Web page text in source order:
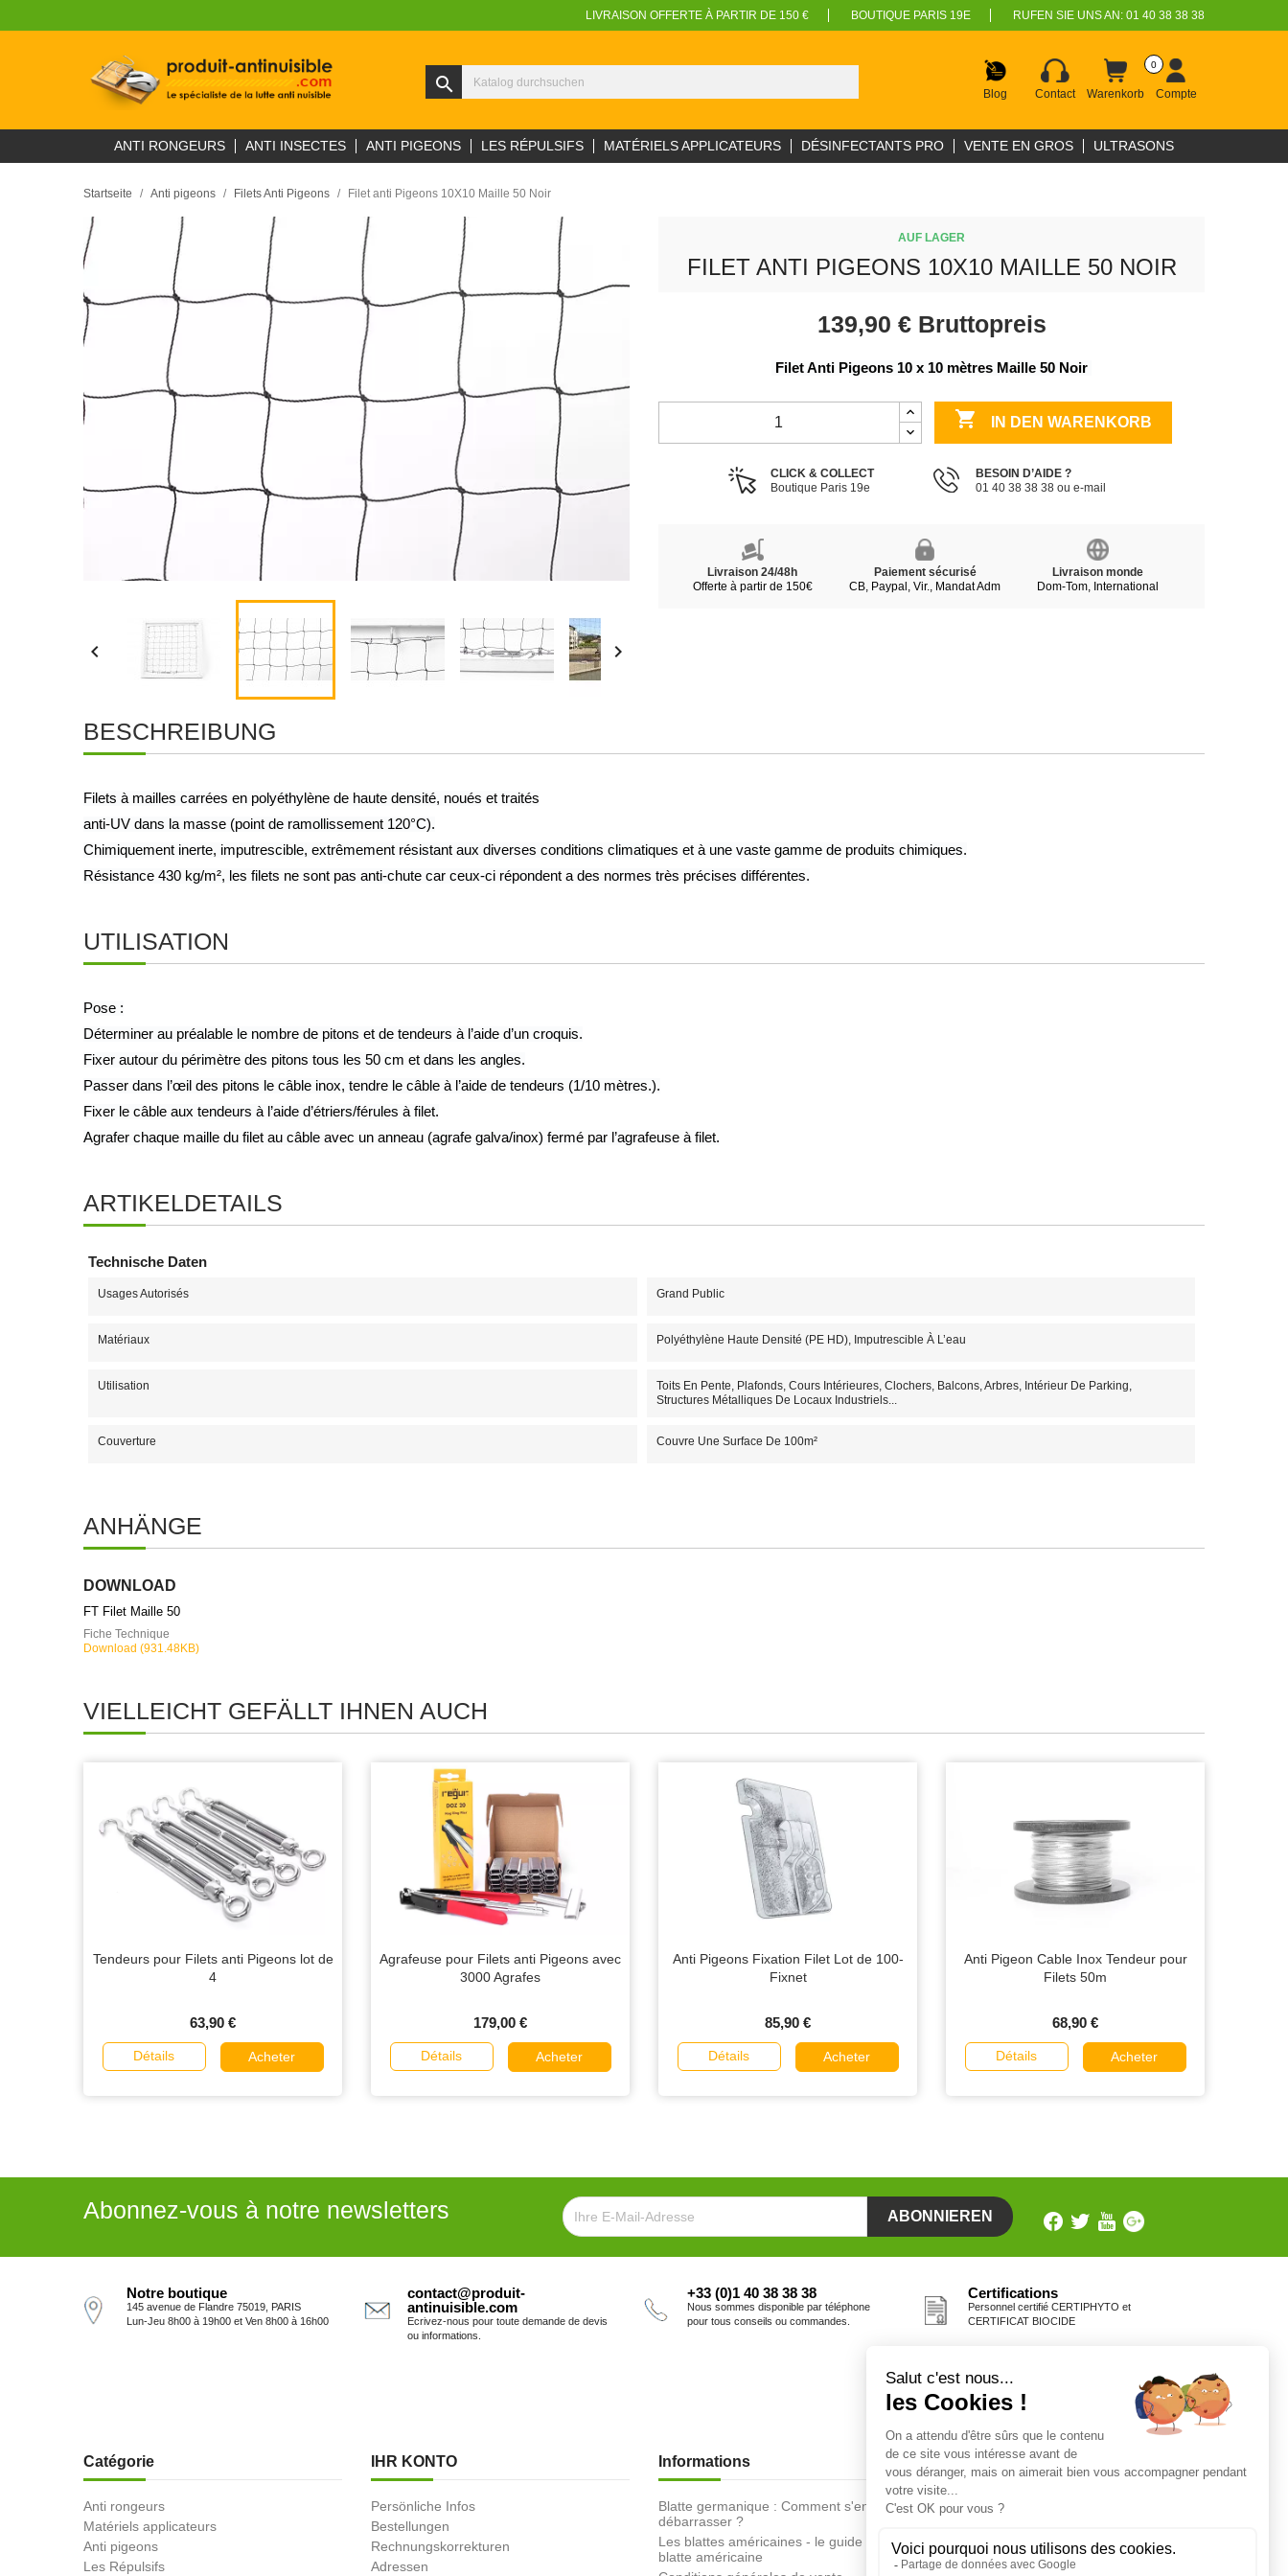
LIVRAISON OFFERTE À PARTIR DE 150 € BOUTIQUE PARIS 19E RUFEN SIE UNS AN: 01 40 38 38 38
search Blog Contact Warenkorb
0
Compte
ANTI RONGEURS ANTI INSECTES ANTI PIGEONS LES RÉPULSIFS MATÉRIELS APPLICATEURS DÉSINFECTANTS PRO VENTE EN GROS ULTRASONS
Startseite Anti pigeons Filets Anti Pigeons Filet anti Pigeons 10X10 Maille 50 Noir
 
AUF LAGER
FILET ANTI PIGEONS 10X10 MAILLE 50 NOIR
139,90 € Bruttopreis
Filet Anti Pigeons 10 x 10 mètres Maille 50 Noir
 IN DEN WARENKORB
CLICK & COLLECT
Boutique Paris 19e
BESOIN D’AIDE ?
01 40 38 38 38 ou e-mail
Livraison 24/48h
Offerte à partir de 150€
Paiement sécurisé
CB, Paypal, Vir., Mandat Adm
Livraison monde
Dom-Tom, International
BESCHREIBUNG
Filets à mailles carrées en polyéthylène de haute densité, noués et traités
anti-UV dans la masse (point de ramollissement 120°C).
Chimiquement inerte, imputrescible, extrêmement résistant aux diverses conditions climatiques et à une vaste gamme de produits chimiques.
Résistance 430 kg/m², les filets ne sont pas anti-chute car ceux-ci répondent a des normes très précises différentes.
UTILISATION
Pose :
Déterminer au préalable le nombre de pitons et de tendeurs à l’aide d’un croquis.
Fixer autour du périmètre des pitons tous les 50 cm et dans les angles.
Passer dans l’œil des pitons le câble inox, tendre le câble à l’aide de tendeurs (1/10 mètres.).
Fixer le câble aux tendeurs à l’aide d’étriers/férules à filet.
Agrafer chaque maille du filet au câble avec un anneau (agrafe galva/inox) fermé par l’agrafeuse à filet.
ARTIKELDETAILS
Technische Daten
Usages Autorisés Grand Public
Matériaux Polyéthylène Haute Densité (PE HD), Imputrescible À L’eau
Utilisation
Toits En Pente, Plafonds, Cours Intérieures, Clochers, Balcons, Arbres, Intérieur De Parking,
Structures Métalliques De Locaux Industriels...
Couverture Couvre Une Surface De 100m²
ANHÄNGE
DOWNLOAD
FT Filet Maille 50
Fiche Technique
Download (931.48KB)
VIELLEICHT GEFÄLLT IHNEN AUCH
Tendeurs pour Filets anti Pigeons lot de
4
63,90 €
Détails Acheter
Agrafeuse pour Filets anti Pigeons avec
3000 Agrafes
179,00 €
Détails Acheter
Anti Pigeons Fixation Filet Lot de 100-
Fixnet
85,90 €
Détails Acheter
Anti Pigeon Cable Inox Tendeur pour
Filets 50m
68,90 €
Détails Acheter
Abonnez-vous à notre newsletters
Notre boutique
145 avenue de Flandre 75019, PARIS
Lun-Jeu 8h00 à 19h00 et Ven 8h00 à 16h00
contact@produit-
antinuisible.com
Ecrivez-nous pour toute demande de devis
ou informations.
+33 (0)1 40 38 38 38
Nous sommes disponible par téléphone
pour tous conseils ou commandes.
Certifications
Personnel certifié CERTIPHYTO et
CERTIFICAT BIOCIDE
Catégorie
Anti rongeurs
Matériels applicateurs
Anti pigeons
Les Répulsifs
IHR KONTO
Persönliche Infos
Bestellungen
Rechnungskorrekturen
Adressen
Informations
Blatte germanique : Comment s'en
débarrasser ?
Les blattes américaines - le guide de la
blatte américaine
Fiches conseils
Insecte